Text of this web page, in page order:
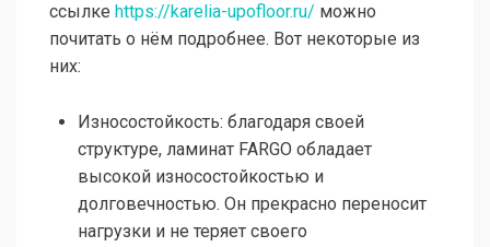
ссылке https://karelia-upofloor.ru/ можно
почитать о нём подробнее. Вот некоторые из
них:
Износостойкость: благодаря своей
структуре, ламинат FARGO обладает
высокой износостойкостью и
долговечностью. Он прекрасно переносит
нагрузки и не теряет своего